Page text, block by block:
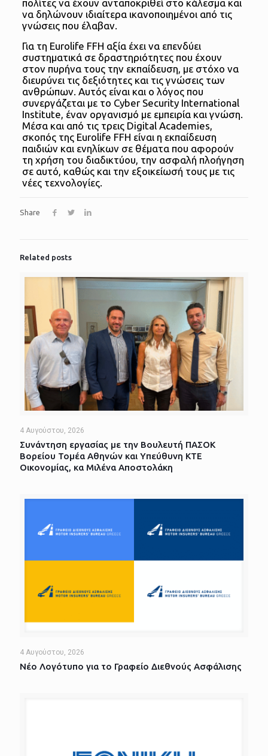
πολίτες να έχουν ανταποκριθεί στο κάλεσμα και
να δηλώνουν ιδιαίτερα ικανοποιημένοι από τις
γνώσεις που έλαβαν.
Για τη Eurolife FFH αξία έχει να επενδύει
συστηματικά σε δραστηριότητες που έχουν
στον πυρήνα τους την εκπαίδευση, με στόχο να
διευρύνει τις δεξιότητες και τις γνώσεις των
ανθρώπων. Αυτός είναι και ο λόγος που
συνεργάζεται με το Cyber Security International
Institute, έναν οργανισμό με εμπειρία και γνώση.
Μέσα και από τις τρεις Digital Academies,
σκοπός της Eurolife FFH είναι η εκπαίδευση
παιδιών και ενηλίκων σε θέματα που αφορούν
τη χρήση του διαδικτύου, την ασφαλή πλοήγηση
σε αυτό, καθώς και την εξοικείωσή τους με τις
νέες τεχνολογίες.
Share
Related posts
4 Αυγούστου, 2026
Συνάντηση εργασίας με την Βουλευτή ΠΑΣΟΚ
Βορείου Τομέα Αθηνών και Υπεύθυνη ΚΤΕ
Οικονομίας, κα Μιλένα Αποστολάκη
4 Αυγούστου, 2026
Νέο Λογότυπο για το Γραφείο Διεθνούς Ασφάλισης